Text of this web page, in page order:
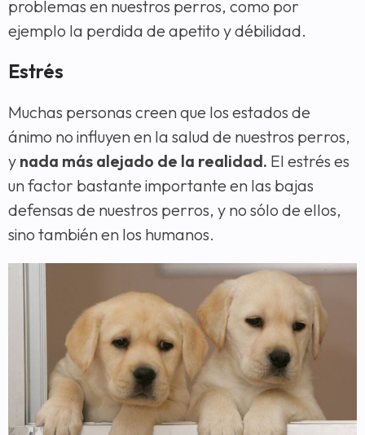
problemas en nuestros perros, como por
ejemplo la perdida de apetito y débilidad.
Estrés
Muchas personas creen que los estados de
ánimo no influyen en la salud de nuestros perros,
y nada más alejado de la realidad. El estrés es
un factor bastante importante en las bajas
defensas de nuestros perros, y no sólo de ellos,
sino también en los humanos.